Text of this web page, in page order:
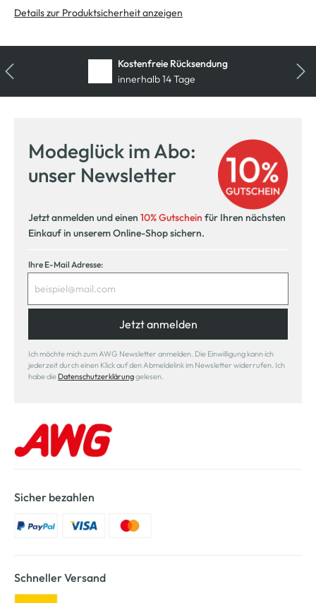
Details zur Produktsicherheit anzeigen
Kostenfreie Rücksendung
innerhalb 14 Tage
Modeglück im Abo:
unser Newsletter
Jetzt anmelden und einen 10% Gutschein für Ihren nächsten
Einkauf in unserem Online-Shop sichern.
Ihre E-Mail Adresse:
Jetzt anmelden
Ich möchte mich zum AWG Newsletter anmelden. Die Einwilligung kann ich
jederzeit durch einen Klick auf den Abmeldelink im Newsletter widerrufen. Ich
habe die Datenschutzerklärunggelesen.
Sicher bezahlen
Schneller Versand